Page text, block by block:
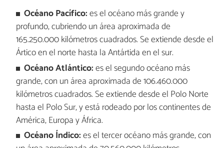
Océano Pacífico:es el océano más grande y
profundo, cubriendo un área aproximada de
165.250.000 kilómetros cuadrados. Se extiende desde el
Ártico en el norte hasta la Antártida en el sur.
Océano Atlántico:es el segundo océano más
grande, con un área aproximada de 106.460.000
kilómetros cuadrados. Se extiende desde el Polo Norte
hasta el Polo Sur, y está rodeado por los continentes de
América, Europa y África.
Océano Índico:es el tercer océano más grande, con